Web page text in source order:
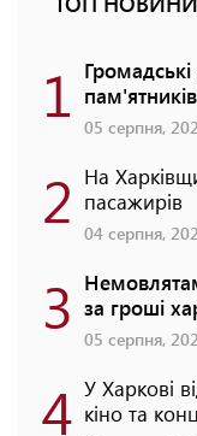
1 05 серпня,
2 На
пасажирів
04 серпня,
3 за гроші
05 серпня,
4 У Харкові
кіно та